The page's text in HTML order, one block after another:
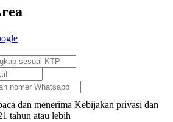
dan menerima Kebijakan privasi dan
tahun atau lebih